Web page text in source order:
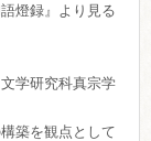
』より見る
学研究科真宗学
築を観点として